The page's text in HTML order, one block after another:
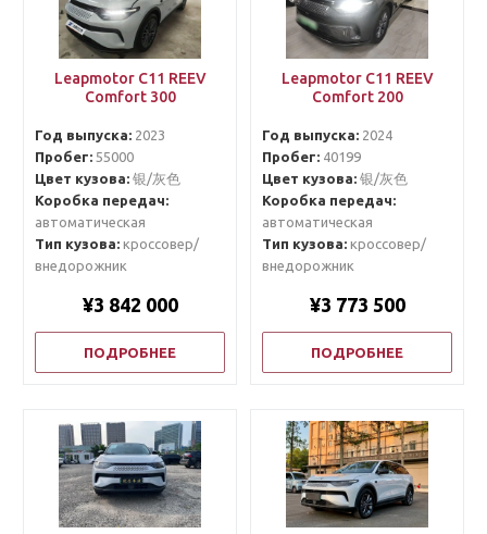
Leapmotor C11 REEV
Comfort 300
Год выпуска:2023
Пробег:55000
Цвет кузова:银/灰色
Коробка передач:
автоматическая
Тип кузова:кроссовер/
внедорожник
¥3 842 000
ПОДРОБНЕЕ
Leapmotor C11 REEV
Comfort 200
Год выпуска:2024
Пробег:40199
Цвет кузова:银/灰色
Коробка передач:
автоматическая
Тип кузова:кроссовер/
внедорожник
¥3 773 500
ПОДРОБНЕЕ